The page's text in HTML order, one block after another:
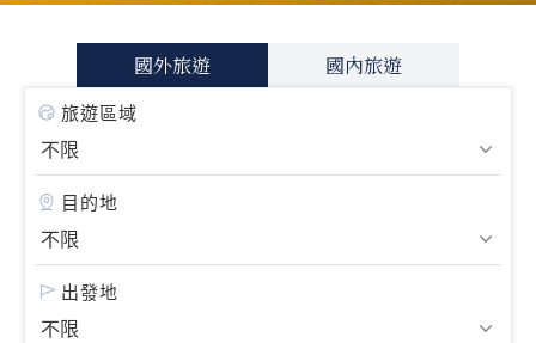
國外旅遊 國內旅遊
旅遊區域
目的地
出發地